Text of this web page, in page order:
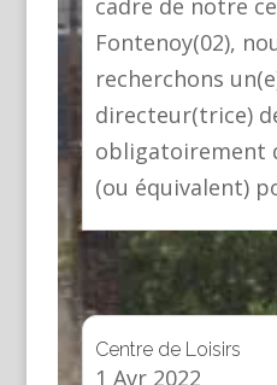
cadre de notre
Fontenoy(02),
recherchons
directeur(trice)
obligatoirement
(ou équivalent)
Centre de Loisirs
1 Avr 2022